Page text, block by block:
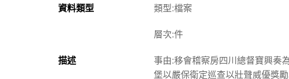
資料類型 類型:檔案
層次:件
描述
事由:移會稽察房四川總督寶興奏
堡以嚴保衛定巡查以壯聲威優獎